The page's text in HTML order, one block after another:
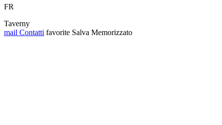
FR
Taverny
mail Contatti favorite Salva Memorizzato